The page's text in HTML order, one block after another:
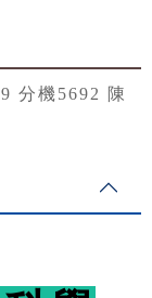
分機5692 陳